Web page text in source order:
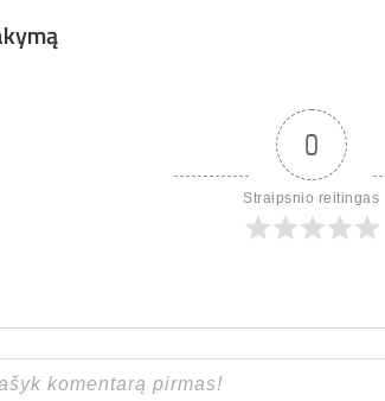
0
Straipsnio reitingas